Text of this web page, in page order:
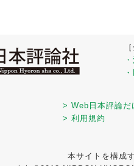
> Web日本評論だ
> 利用規約
本サイトを構成